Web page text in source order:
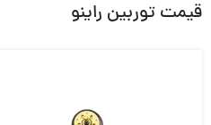
قیمت توربین راینو